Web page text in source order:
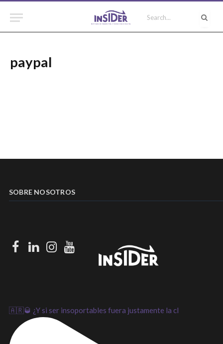
paypal
SOBRE NOSOTROS
Facebook
LinkedIn
Instagram
Youtube
🇦🇷🥃 ¿Y si ser insoportables fuera justamente la cl